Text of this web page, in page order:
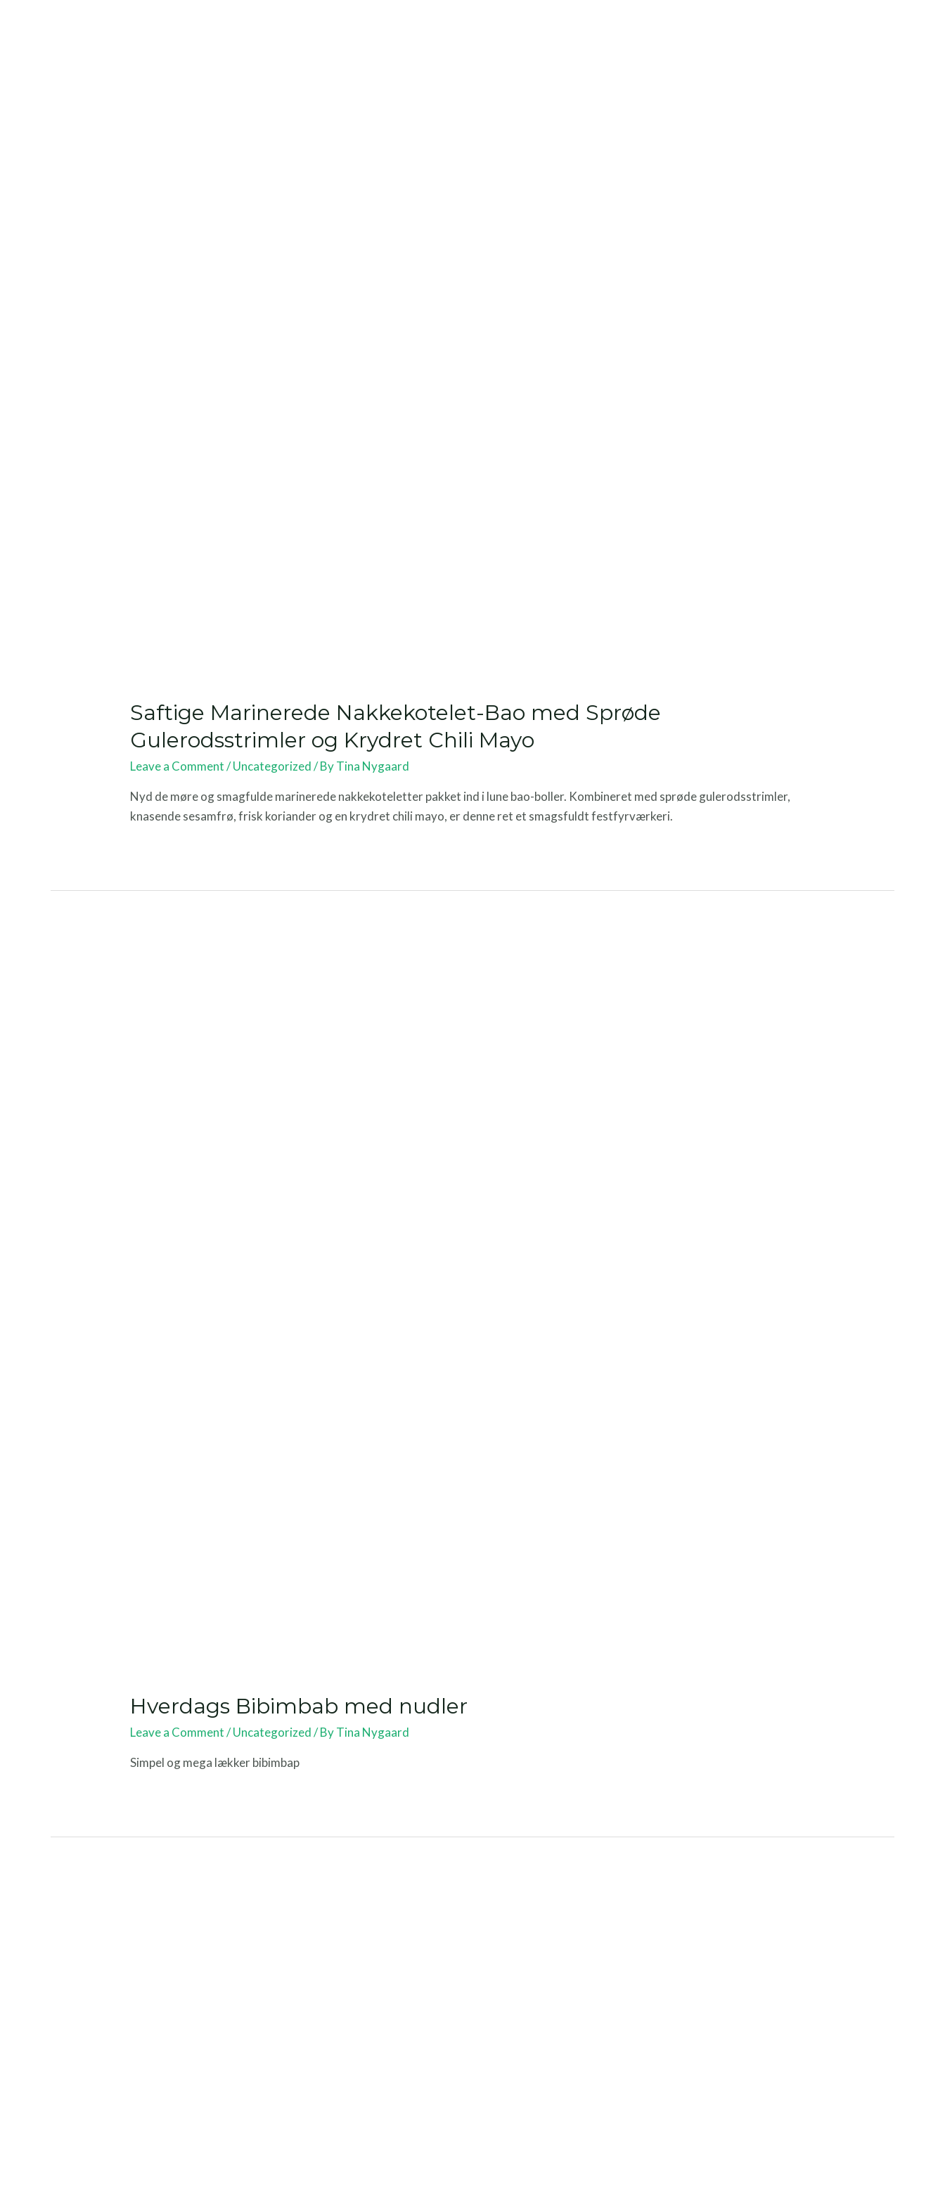
Saftige Marinerede Nakkekotelet-Bao med Sprøde
Gulerodsstrimler og Krydret Chili Mayo
Leave a Comment /Uncategorized/ ByTina Nygaard
Nyd de møre og smagfulde marinerede nakkekoteletter pakket ind i lune bao-boller. Kombineret med sprøde gulerodsstrimler,
knasende sesamfrø, frisk koriander og en krydret chili mayo, er denne ret et smagsfuldt festfyrværkeri.
Hverdags Bibimbab med nudler
Leave a Comment /Uncategorized/ ByTina Nygaard
Simpel og mega lækker bibimbap